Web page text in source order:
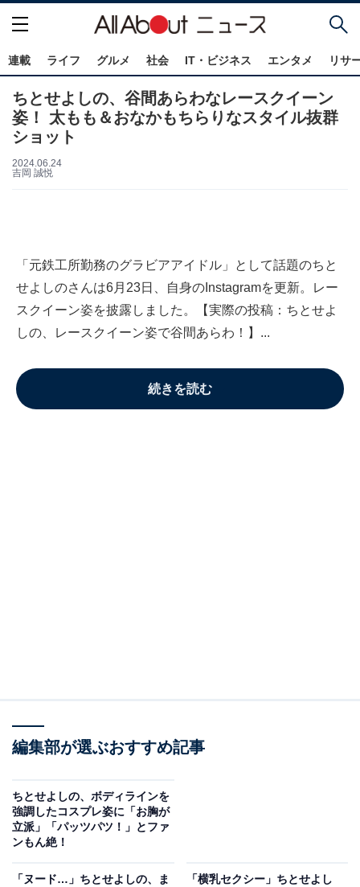
連載 ライフ グルメ 社会 IT・ビジネス エンタメ リサ
ちとせよしの、谷間あらわなレースクイーン
姿！ 太もも＆おなかもちらりなスタイル抜群
ショット
2024.06.24
吉岡 誠悦
「元鉄工所勤務のグラビアアイドル」として話題のちと
せよしのさんは6月23日、自身のInstagramを更新。レー
スクイーン姿を披露しました。【実際の投稿：ちとせよ
しの、レースクイーン姿で谷間あらわ！】...
続きを読む
編集部が選ぶおすすめ記事
ちとせよしの、ボディラインを
強調したコスプレ姿に「お胸が
立派」「パッツパツ！」とファ
ンもん絶！
「ヌード…」ちとせよしの、ま
「横乳セクシー」ちとせよし